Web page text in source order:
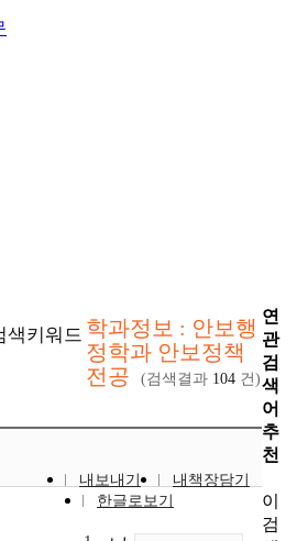
색키워드 학과정보 : 안보행
정학과 안보정책
전공
(검색결과 104 건)
내보내기
내책장담기
한글로보기
연
관
검
색
어
추
천
이
검